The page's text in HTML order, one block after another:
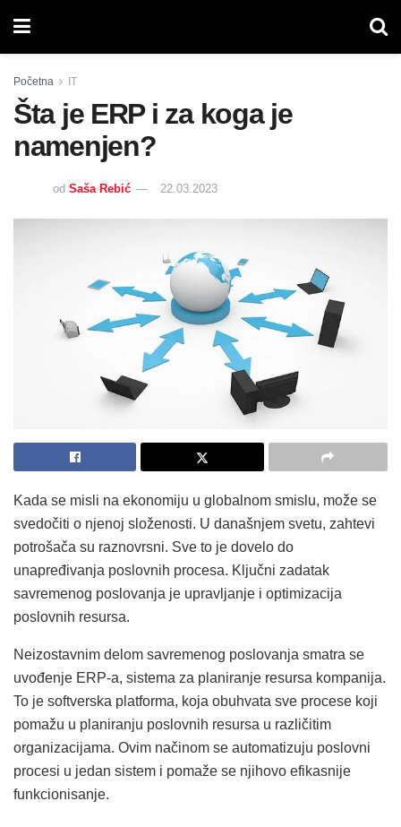
Početna IT
Šta je ERP i za koga je
namenjen?
od Saša Rebić 22.03.2023
Kada se misli na ekonomiju u globalnom smislu, može se
svedočiti o njenoj složenosti. U današnjem svetu, zahtevi
potrošača su raznovrsni. Sve to je dovelo do
unapređivanja poslovnih procesa. Ključni zadatak
savremenog poslovanja je upravljanje i optimizacija
poslovnih resursa.
Neizostavnim delom savremenog poslovanja smatra se
uvođenje ERP-a, sistema za planiranje resursa kompanija.
To je softverska platforma, koja obuhvata sve procese koji
pomažu u planiranju poslovnih resursa u različitim
organizacijama. Ovim načinom se automatizuju poslovni
procesi u jedan sistem i pomaže se njihovo efikasnije
funkcionisanje.